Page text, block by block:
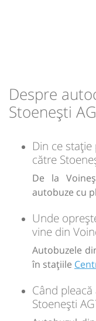
-
Despre
Stoenești AG
Din ce
către
De la
autobuze cu
Unde
vine din
Autobuzele
în stațiile
Când
Stoenești